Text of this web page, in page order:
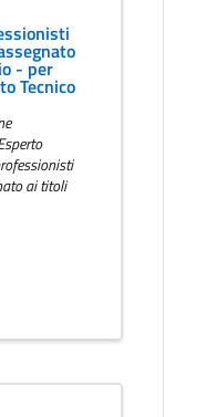
- per
Tecnico
ai titoli